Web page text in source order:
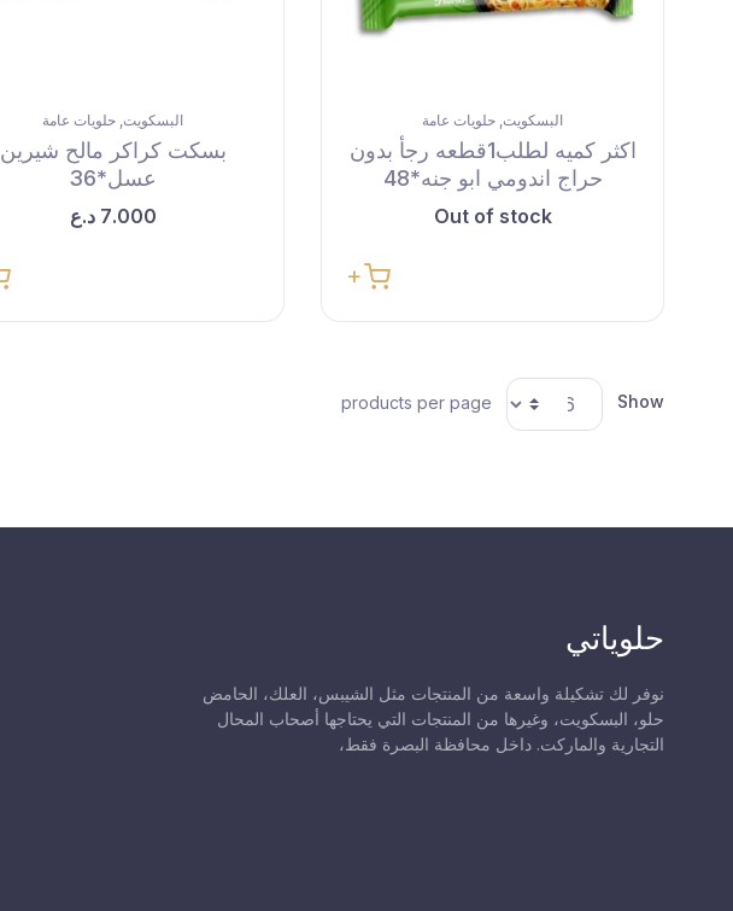
البسكويت, حلويات عامة
اكثر كميه لطلب1قطعه رجأ بدون
حراج اندومي ابو جنه*48
Out of stock
البسكويت, حلويات عامة
بسكت كراكر مالح شيرين
عسل*36
7.000 د.ع
Show
products per page
حلوياتي
نوفر لك تشكيلة واسعة من المنتجات مثل الشيبس، العلك، الحامض
حلو، البسكويت، وغيرها من المنتجات التي يحتاجها أصحاب المحال
التجارية والماركت. داخل محافظة البصرة فقط،